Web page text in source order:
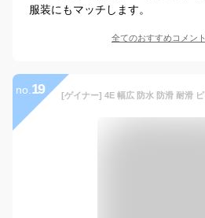
服装にもマッチします。
全てのおすすめコメント
no. 19